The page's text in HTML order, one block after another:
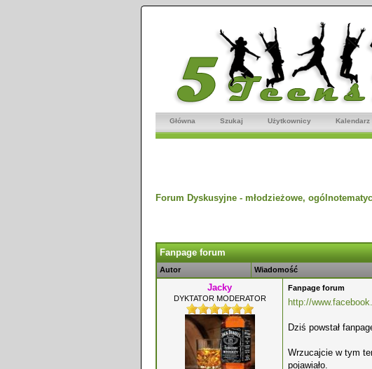
Główna Szukaj Użytkownicy Kalendarz
Forum Dyskusyjne - młodzieżowe,
Fanpage forum
Autor Wiadomość
Jacky
DYKTATOR MODERATOR
Fanpage forum
http://
Dziś powstał
Wrzucajcie w tym
pojawiało.